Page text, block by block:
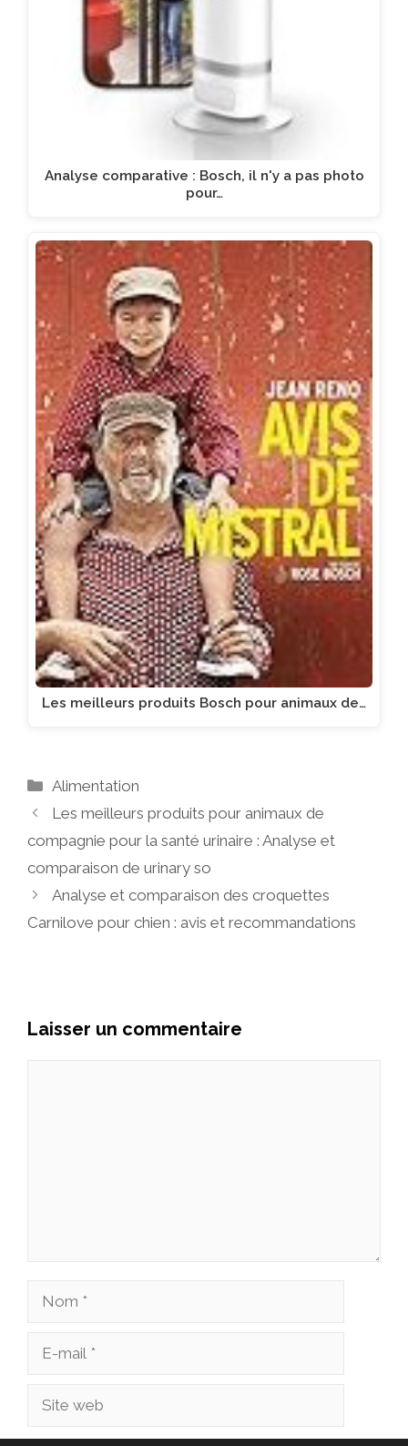
Analyse comparative : Bosch, il n'y a pas photo
pour…
Les meilleurs produits Bosch pour animaux de…
Catégories
Alimentation
Les meilleurs produits pour animaux de
compagnie pour la santé urinaire : Analyse et
comparaison de urinary so
Analyse et comparaison des croquettes
Carnilove pour chien : avis et recommandations
Laisser un commentaire
Nom
Site